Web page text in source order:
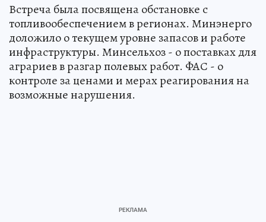
Встреча была посвящена обстановке с
топливообеспечением в регионах. Минэнерго
доложило о текущем уровне запасов и работе
инфраструктуры. Минсельхоз - о поставках для
аграриев в разгар полевых работ. ФАС - о
контроле за ценами и мерах реагирования на
возможные нарушения.